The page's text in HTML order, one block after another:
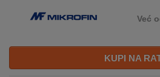
ENERGETSKE
Već
KUPI NA